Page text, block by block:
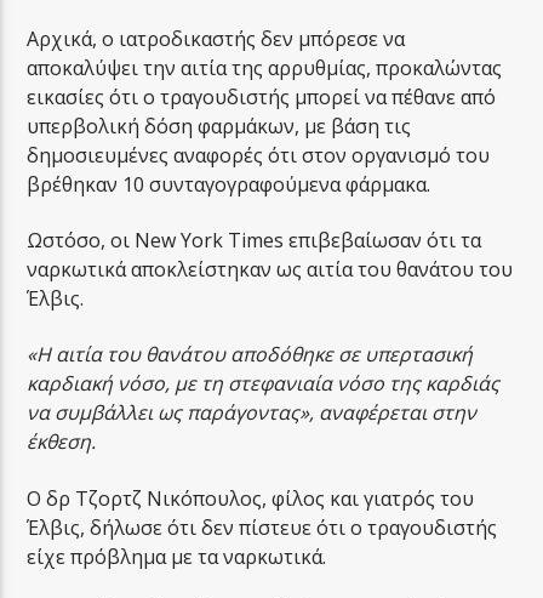
Αρχικά, ο ιατροδικαστής δεν μπόρεσε να
αποκαλύψει την αιτία της αρρυθμίας, προκαλώντας
εικασίες ότι ο τραγουδιστής μπορεί να πέθανε από
υπερβολική δόση φαρμάκων, με βάση τις
δημοσιευμένες αναφορές ότι στον οργανισμό του
βρέθηκαν 10 συνταγογραφούμενα φάρμακα.
Ωστόσο, οι New York Times επιβεβαίωσαν ότι τα
ναρκωτικά αποκλείστηκαν ως αιτία του θανάτου του
Έλβις.
«Η αιτία του θανάτου αποδόθηκε σε υπερτασική
καρδιακή νόσο, με τη στεφανιαία νόσο της καρδιάς
να συμβάλλει ως παράγοντας», αναφέρεται στην
έκθεση.
Ο δρ Τζορτζ Νικόπουλος, φίλος και γιατρός του
Έλβις, δήλωσε ότι δεν πίστευε ότι ο τραγουδιστής
είχε πρόβλημα με τα ναρκωτικά.